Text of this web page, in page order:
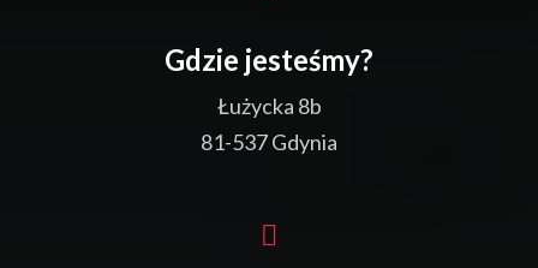
Gdzie jesteśmy?
Łużycka 8b
81-537 Gdynia